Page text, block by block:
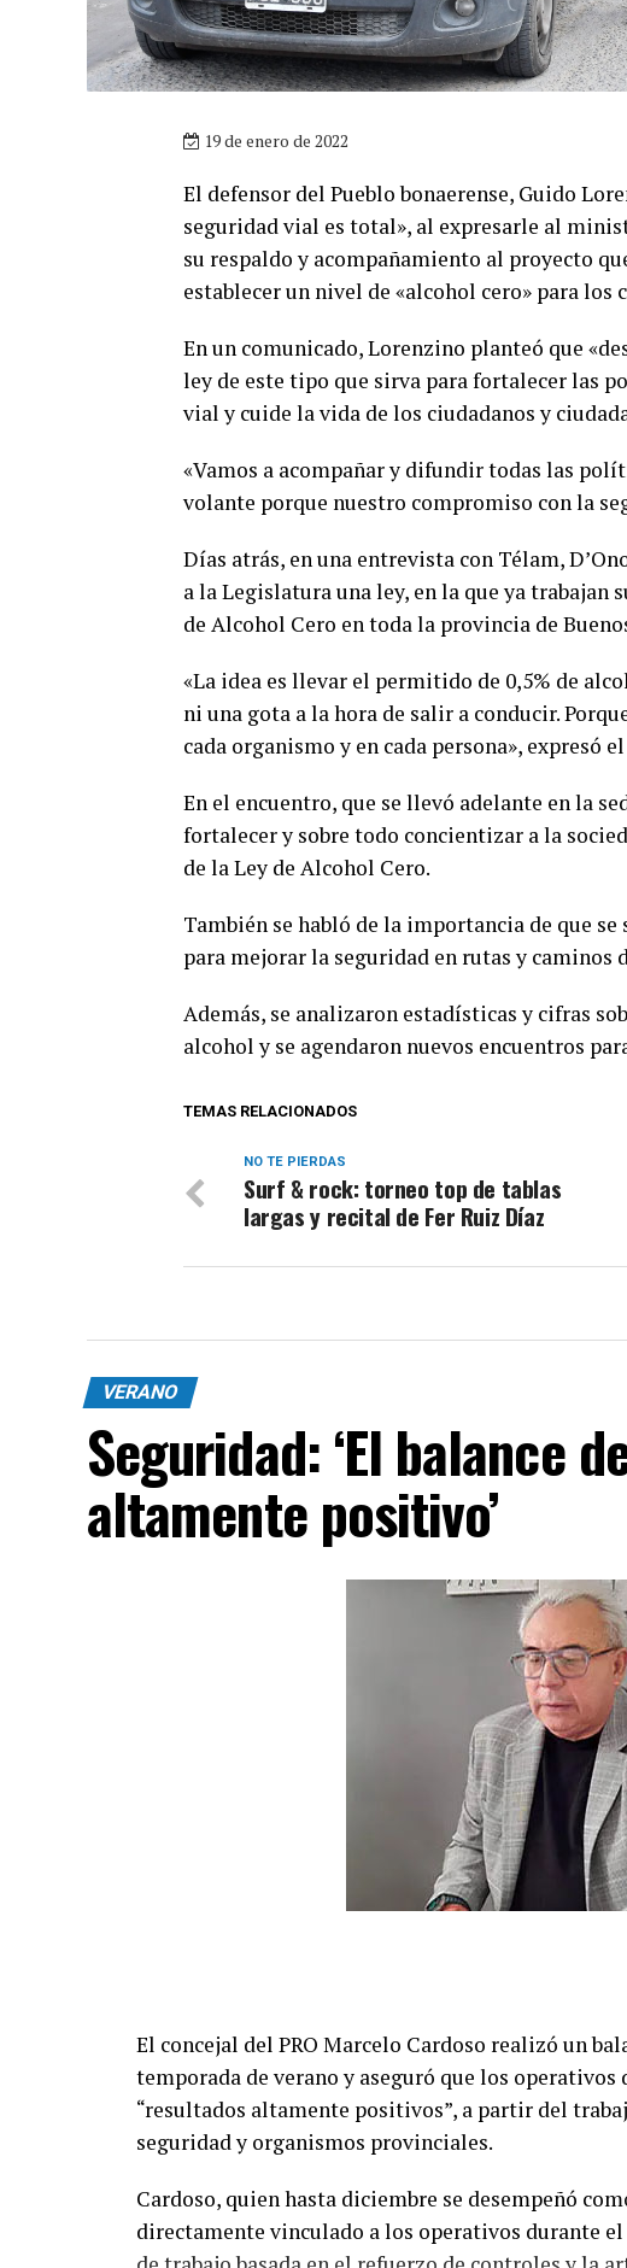
19 de enero de 2022
El defensor del Pueblo bonaerense, Guido
seguridad vial es total», al expresarle al
su respaldo y acompañamiento al proyecto
establecer un nivel de «alcohol cero» para los
En un comunicado, Lorenzino planteó que
ley de este tipo que sirva para fortalecer las
vial y cuide la vida de los ciudadanos y
«Vamos a acompañar y difundir todas las
volante porque nuestro compromiso con la
Días atrás, en una entrevista con Télam,
a la Legislatura una ley, en la que ya trabajan
de Alcohol Cero en toda la provincia de
«La idea es llevar el permitido de 0,5% de
ni una gota a la hora de salir a conducir.
cada organismo y en cada persona», expresó
En el encuentro, que se llevó adelante en la
fortalecer y sobre todo concientizar a la
de la Ley de Alcohol Cero.
También se habló de la importancia de que
para mejorar la seguridad en rutas y caminos
Además, se analizaron estadísticas y cifras
alcohol y se agendaron nuevos encuentros
TEMAS RELACIONADOS
NO TE PIERDAS
Surf & rock: torneo top de tablas
largas y recital de Fer Ruiz Díaz
VERANO
Seguridad: ‘El balance
altamente positivo’
El concejal del PRO Marcelo Cardoso realizó un
temporada de verano y aseguró que los
“resultados altamente positivos”, a partir del
seguridad y organismos provinciales.
Cardoso, quien hasta diciembre se desempeñó
directamente vinculado a los operativos durante